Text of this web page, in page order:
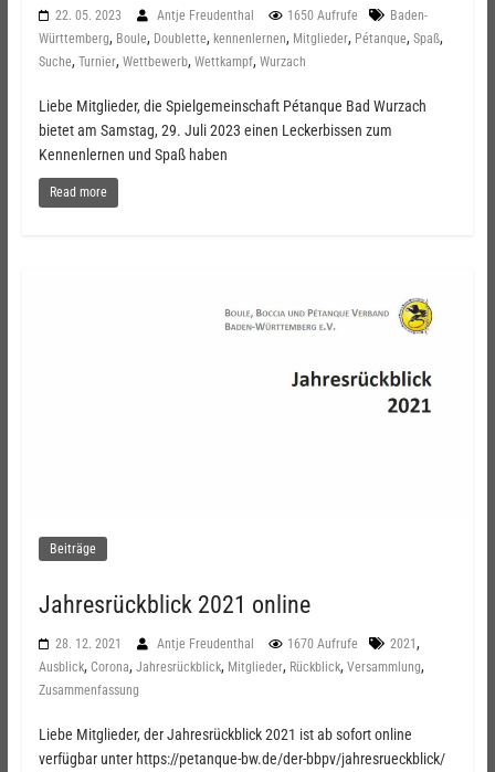
22. 05. 2023 Antje Freudenthal 1650 Aufrufe
Baden-
Württemberg, Boule, Doublette, kennenlernen, Mitglieder, Pétanque, Spaß,
Suche, Turnier, Wettbewerb, Wettkampf, Wurzach
Liebe Mitglieder, die Spielgemeinschaft Pétanque Bad Wurzach
bietet am Samstag, 29. Juli 2023 einen Leckerbissen zum
Kennenlernen und Spaß haben
Read more
Beiträge
Jahresrückblick 2021 online
28. 12. 2021 Antje Freudenthal 1670 Aufrufe 2021,
Ausblick, Corona, Jahresrückblick, Mitglieder, Rückblick, Versammlung,
Zusammenfassung
Liebe Mitglieder, der Jahresrückblick 2021 ist ab sofort online
verfügbar unter https://petanque-bw.de/der-bbpv/jahresrueckblick/